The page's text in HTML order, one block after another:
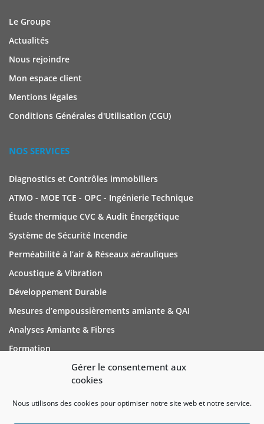
Gérer le consentement aux
cookies
Nous utilisons des cookies pour optimiser notre site web et notre service.
Le Groupe
Actualités
Nous rejoindre
Mon espace client
Mentions légales
Conditions Générales d'Utilisation (CGU)
NOS SERVICES
Diagnostics et Contrôles immobiliers
ATMO - MOE TCE - OPC - Ingénierie Technique
Étude thermique CVC & Audit Énergétique
Système de Sécurité Incendie
Perméabilité à l’air & Réseaux aérauliques
Acoustique & Vibration
Développement Durable
Mesures d’empoussièrements amiante & QAI
Analyses Amiante & Fibres
Formation
NOUS CONTACTER